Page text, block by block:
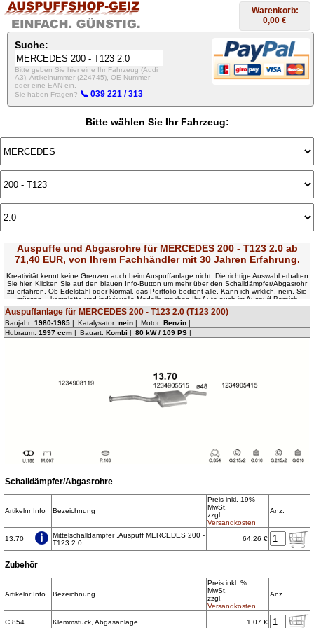
Suche:
Bitte geben Sie hier eine Ihr Fahrzeug (Audi
A3), Artikelnummer (224745), OE-Nummer
oder eine EAN ein.
Sie haben Fragen? 📞 039 221 / 313
Warenkorb:
0,00 €
Bitte wählen Sie Ihr Fahrzeug:
Auspuffe und Abgasrohre für MERCEDES 200 - T123 2.0 ab
71,40 EUR, von Ihrem Fachhändler mit 30 Jahren Erfahrung.
Kreativität kennt keine Grenzen auch beim Auspuffanlage nicht. Die richtige Auswahl erhalten
Sie hier. Klicken Sie auf den blauen Info-Button um mehr über den Schalldämpfer/Abgasrohr
zu erfahren. Ob Edelstahl oder Normal, das Portfolio bedient alle. Kann ich wirklich, nein, Sie
müssen – komplette und individuelle Modelle machen Ihr Auto auch im Auspuff-Bereich
einmalig. Sie brauchen in der Kasse nur noch die Fahrzeugdaten und Ihre Adresse eingeben
und schon sind Sie fertig.
Auspuffanlage für MERCEDES 200 - T123 2.0 (T123 200)
Baujahr: 1980-1985 Katalysator: nein Motor: Benzin
Hubraum: 1997 ccm Bauart: Kombi 80 kW / 109 PS
Schalldämpfer/Abgasrohre
Artikelnr Info Bezeichnung
Preis inkl. 19%
MwSt,
zzgl.
Versandkosten
Anz.
13.70
Mittelschalldämpfer ,Auspuff MERCEDES 200 -
T123 2.0
64,26 €
Zubehör
Artikelnr Info Bezeichnung
Preis inkl. %
MwSt,
zzgl.
Versandkosten
Anz.
C.854 Klemmstück, Abgasanlage 1,07 €